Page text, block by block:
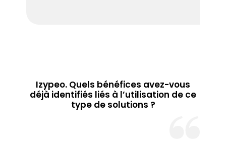
Izypeo. Quels bénéfices avez-vous
déjà identifiés liés à l’utilisation de ce
type de solutions ?